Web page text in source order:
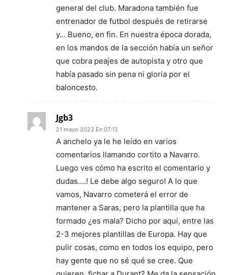
general del club. Maradona también fue
entrenador de futbol después de retirarse
y… Bueno, en fin. En nuestra época dorada,
en los mandos de la sección había un señor
que cobra peajes de autopista y otro que
había pasado sin pena ni gloria por el
baloncesto.
Jgb3
21 mayo 2023 En 07:12
A anchelo ya le he leído en varios
comentarios llamando cortito a Navarro.
Luego ves cómo ha escrito el comentario y
dudas….! Le debe algo seguro! A lo que
vamos, Navarro cometerá el error de
mantener a Saras, pero la plantilla que ha
formado ¿es mala? Dicho por aquí, entre las
2-3 mejores plantillas de Europa. Hay que
pulir cosas, como en todos los equipo, pero
hay gente que no sé qué se cree. Que